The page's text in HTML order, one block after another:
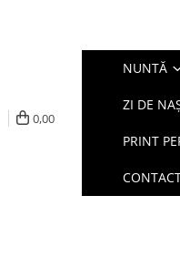
0,00
NUNTĂ
ZI DE
PRINT